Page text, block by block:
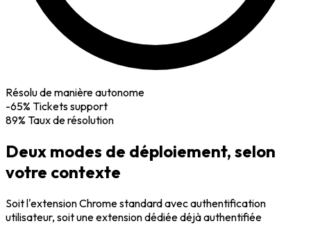
Résolu de manière autonome
-65% Tickets support
89% Taux de résolution
Deux modes de déploiement, selon
votre contexte
Soit l'extension Chrome standard avec authentification
utilisateur, soit une extension dédiée déjà authentifiée